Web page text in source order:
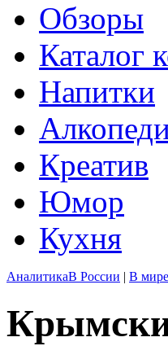
Обзоры
Каталог
Напитки
Креатив
Юмор
Кухня
АналитикаВ России | В мире